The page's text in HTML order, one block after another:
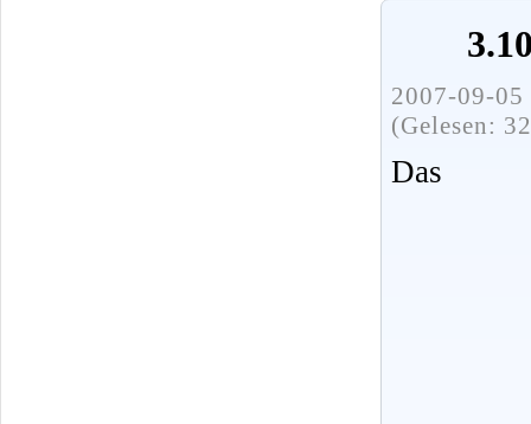
2007-09-
(Gelesen:
Das